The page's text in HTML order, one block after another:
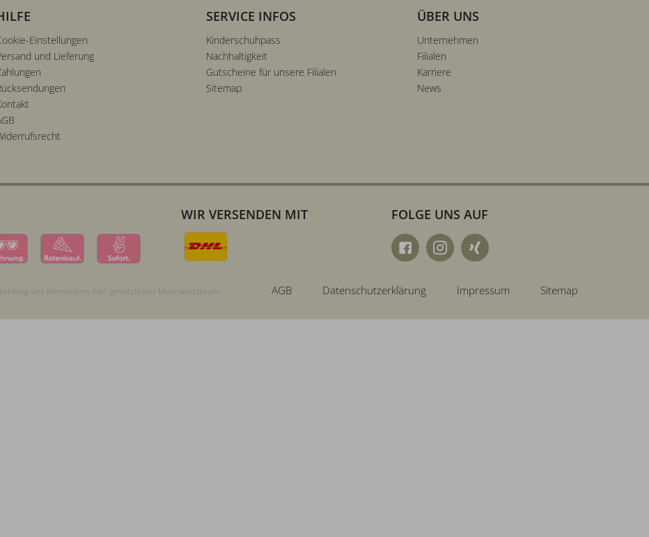
Einstellungen
und Lieferung
SERVICE INFOS
Kinderschuhpass
Nachhaltigkeit
Gutscheine für unsere Filialen
Sitemap
ÜBER UNS
Unternehmen
Filialen
Karriere
News
WIR VERSENDEN MIT FOLGE UNS AUF
AGB Datenschutzerklärung Impressum Sitemap
des Herstellers inkl. gesetzlicher Mehrwertsteuer.